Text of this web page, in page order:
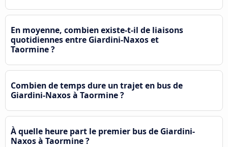
En moyenne, combien existe-t-il de liaisons
quotidiennes entre Giardini-Naxos et
Taormine ?
Combien de temps dure un trajet en bus de
Giardini-Naxos à Taormine ?
À quelle heure part le premier bus de Giardini-
Naxos à Taormine ?